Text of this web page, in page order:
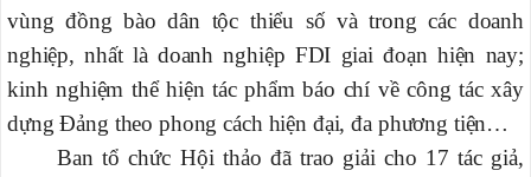
vùng đồng bào dân tộc thiểu số và trong các doanh
nghiệp, nhất là doanh nghiệp FDI giai đoạn hiện nay;
kinh nghiệm thể hiện tác phẩm báo chí về công tác xây
dựng Đảng theo phong cách hiện đại, đa phương tiện…
Ban tổ chức Hội thảo đã trao giải cho 17 tác giả,